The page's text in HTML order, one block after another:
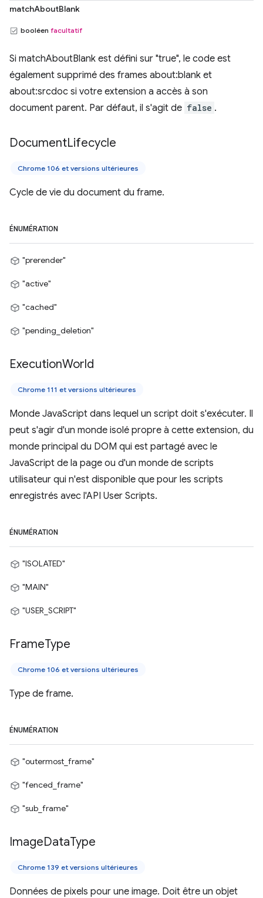
matchAboutBlank
booléen facultatif
Si matchAboutBlank est défini sur "true", le code est
également supprimé des frames about:blank et
about:srcdoc si votre extension a accès à son
document parent. Par défaut, il s'agit de false .
DocumentLifecycle
Chrome 106 et versions ultérieures
Cycle de vie du document du frame.
ÉNUMÉRATION
"prerender"
"active"
"cached"
"pending_deletion"
ExecutionWorld
Chrome 111 et versions ultérieures
Monde JavaScript dans lequel un script doit s'exécuter. Il
peut s'agir d'un monde isolé propre à cette extension, du
monde principal du DOM qui est partagé avec le
JavaScript de la page ou d'un monde de scripts
utilisateur qui n'est disponible que pour les scripts
enregistrés avec l'API User Scripts.
ÉNUMÉRATION
"ISOLATED"
"MAIN"
"USER_SCRIPT"
FrameType
Chrome 106 et versions ultérieures
Type de frame.
ÉNUMÉRATION
"outermost_frame"
"fenced_frame"
"sub_frame"
ImageDataType
Chrome 139 et versions ultérieures
Données de pixels pour une image. Doit être un objet